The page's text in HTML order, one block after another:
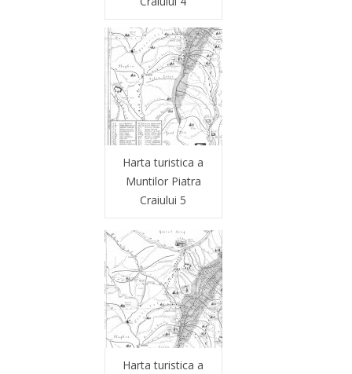
Harta turistica a
Muntilor Piatra
Craiului 5
Harta turistica a